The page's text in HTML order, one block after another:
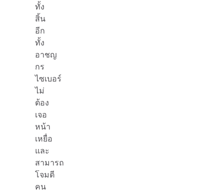
ทั้ง
สิ้น
อีก
ทั้ง
อาชญ
กร
ไซเบอร์
ไม่
ต้อง
เจอ
หน้า
เหยื่อ
และ
สามารถ
โจมตี
คน